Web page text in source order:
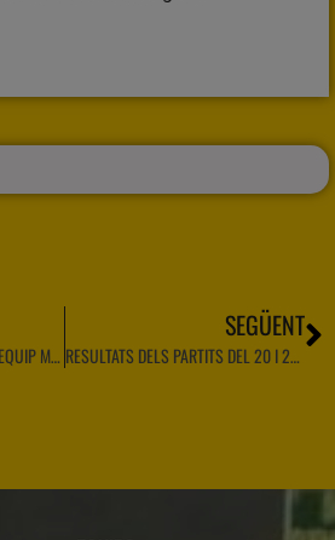
BAIXA SENSIBLE AL PRIMER EQUIP MASCULÍ
SEGÜENT
RESULTATS DELS PARTITS DEL 20 I 21 DE NOVEMBRE DE 2021